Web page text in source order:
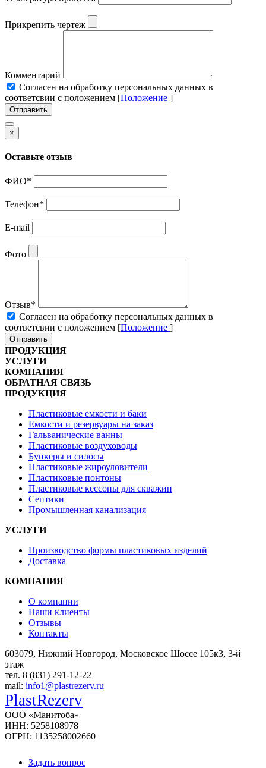
Прикрепить чертеж
Комментарий
Cогласен на обработку персональных данных в
соответсвии с положением [Положение ]
Отправить
×
Оставьте отзыв
ФИО*
Телефон*
E-mail
Фото
Отзыв*
Cогласен на обработку персональных данных в
соответсвии с положением [Положение ]
Отправить
ПРОДУКЦИЯ
УСЛУГИ
КОМПАНИЯ
ОБРАТНАЯ СВЯЗЬ
ПРОДУКЦИЯ
Пластиковые емкости и баки
Емкости и резервуары на заказ
Гальванические ванны
Пластиковые воздуховоды
Бункеры и силосы
Пластиковые жироуловители
Пластиковые понтоны
Пластиковые кессоны для скважин
Септики
Промышленная канализация
УСЛУГИ
Производство формы пластиковых изделий
Доставка
КОМПАНИЯ
О компании
Наши клиенты
Отзывы
Контакты
603079, Нижний Новгород, Московское Шоссе 105к3, 3-й
этаж
тел. 8 (831) 291-12-22
mail: info1@plastrezerv.ru
PlastRezerv
ООО «Манитоба»
ИНН: 5258108978
ОГРН: 1135258002660
Задать вопрос